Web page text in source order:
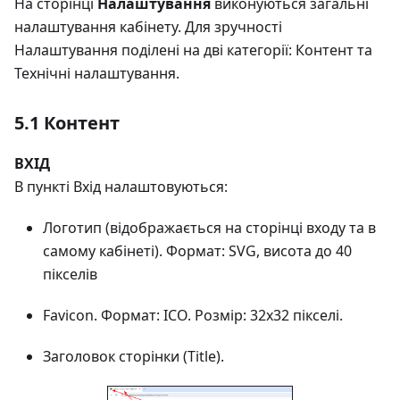
налаштування кабінету. Для зручності
Налаштування поділені на дві категорії: Контент та
Технічні налаштування.
5.1 Контент
ВХІД
В пункті Вхід налаштовуються:
Логотип (відображається на сторінці входу та в
самому кабінеті). Формат: SVG, висота до 40
пікселів
Favicon. Формат: ICO. Розмір: 32х32 пікселі.
Заголовок сторінки (Title).